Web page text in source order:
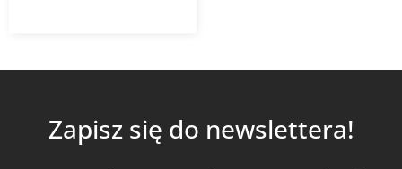
Zapisz się do newslettera!